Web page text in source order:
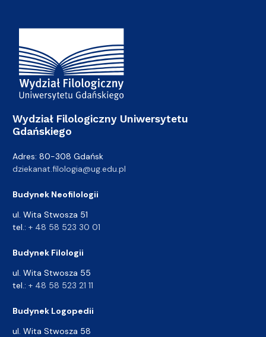
Adres Wydziału
Wydział Filologiczny Uniwersytetu
Gdańskiego
Adres: 80-308 Gdańsk
dziekanat.filologia@ug.edu.pl
Budynek Neofilologii
ul. Wita Stwosza 51
tel.: + 48 58 523 30 01
Budynek Filologii
ul. Wita Stwosza 55
tel.: + 48 58 523 21 11
Budynek Logopedii
ul. Wita Stwosza 58